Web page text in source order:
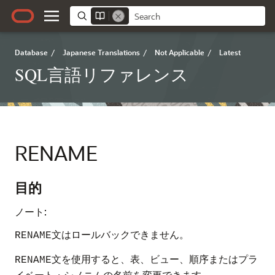
Database / Japanese Translations / Not Applicable / Latest
SQL言語リファレンス
RENAME
目的
ノート:
RENAME文はロールバックできません。
RENAME文を使用すると、表、ビュー、順序またはプラ